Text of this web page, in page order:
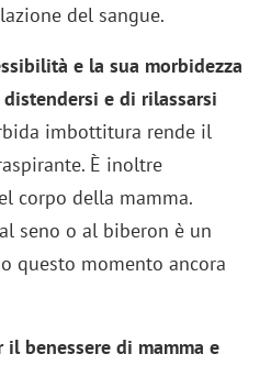
del sangue.
e la sua morbidezza
e di rilassarsi
imbottitura rende il
È inoltre
corpo della mamma.
seno o al biberon è un
questo momento ancora
benessere di mamma e